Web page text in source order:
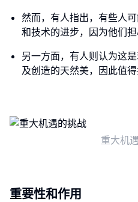
然而，有人指出，有些人
和技术的进步，因为他们担
另一方面，有人则认为这
及创造的天然美，因此值得
重大机
重要性和作用